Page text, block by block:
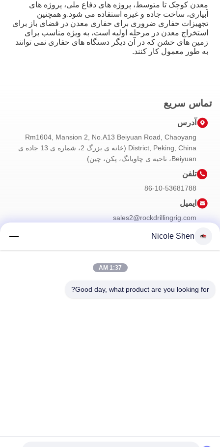
معدن کوچک تا متوسط، پروژه های دفاع ملی، پروژه های
آبیاری، ساخت جاده و غیره استفاده می شود.و همچنین
تجهیزات حفاری ضروری برای حفاری معدن در فضای باز برای
استخراج معدن در مرحله اولیه است، به ویژه مناسب برای
زمین های خشن که در آن دیگر دستگاه های حفاری نمی توانند
به طور معمول کار کنند.
تماس سریع
آدرس
Rm1604, Mansion 2, No.A13 Beiyuan Road, Chaoyang
District, Peking, China (خانه ی بزرگ 2، شماره ی 13 جاده ی
Beiyuan، ناحیه ی چاویانگ، پکن، چین)
تلفن
86-10-53681788
ایمیل
sales2@rockdrillingrig.com
برای دریافت تخفیف ها و موارد دیگر، به خبرنامه ما ثبت نام کنید.
Nicole Shen
1:37 AM
Good day, what product are you looking for?